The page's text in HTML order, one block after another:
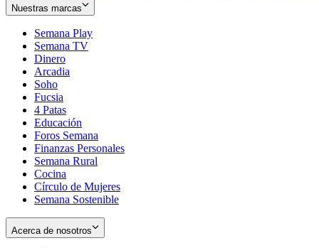
Nuestras marcas
Semana Play
Semana TV
Dinero
Arcadia
Soho
in
new
window
Fucsia
in
new
window
4 Patas
Educación
Foros Semana
Finanzas Personales
Semana Rural
Cocina
Círculo de Mujeres
Semana Sostenible
Acerca de nosotros